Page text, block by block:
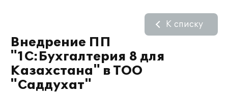
Внедрение ПП
"1С:Бухгалтерия 8 для
Казахстана" в ТОО
"Саддухат"
К списку